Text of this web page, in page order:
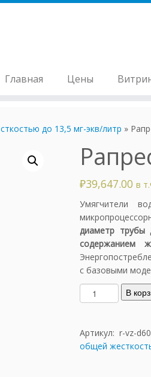
Главная Цены
до 13,5 мг-экв/литр »
₽39,647.00 в
Умягчители
диаметр
содержанием
с базовыми
К
о
и
ч
В
Артикул: r-vz-d60
общей